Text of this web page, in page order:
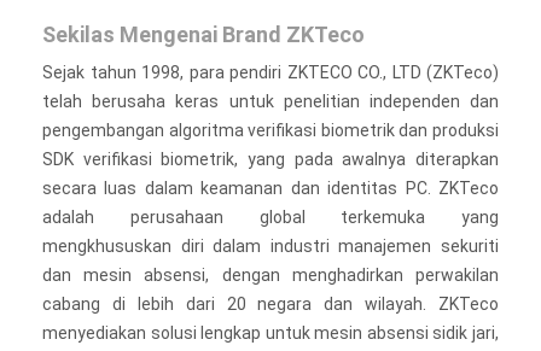
Sekilas Mengenai Brand ZKTeco
Sejak tahun 1998, para pendiri ZKTECO CO., LTD (ZKTeco)
telah berusaha keras untuk penelitian independen dan
pengembangan algoritma verifikasi biometrik dan produksi
SDK verifikasi biometrik, yang pada awalnya diterapkan
secara luas dalam keamanan dan identitas PC. ZKTeco
adalah perusahaan global terkemuka yang
mengkhususkan diri dalam industri manajemen sekuriti
dan mesin absensi, dengan menghadirkan perwakilan
cabang di lebih dari 20 negara dan wilayah. ZKTeco
menyediakan solusi lengkap untuk mesin absensi sidik jari,